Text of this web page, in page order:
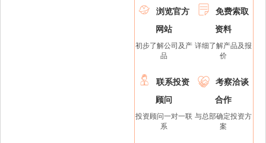

浏览官方
网站
初步了解公司及产
品

免费索取
资料
详细了解产品及报
价

联系投资
顾问
投资顾问一对一联
系

考察洽谈
合作
与总部确定投资方
案